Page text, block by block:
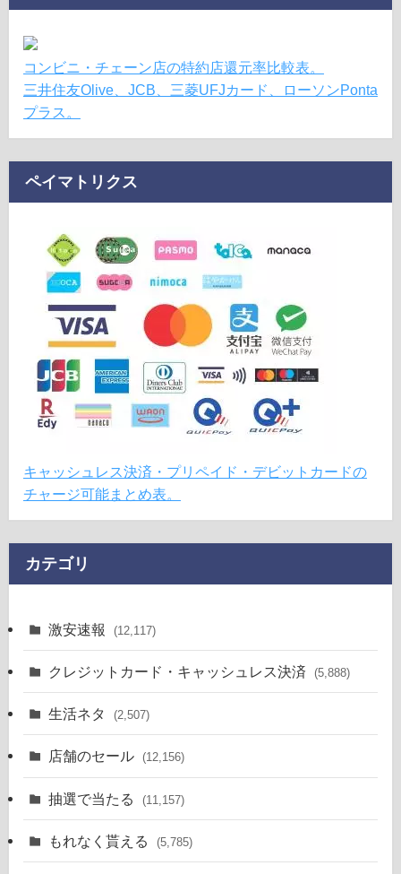
コンビニ・チェーン店の特約店還元率比較表。
三井住友Olive、JCB、三菱UFJカード、ローソンPonta
プラス。
ペイマトリクス
キャッシュレス決済・プリペイド・デビットカードの
チャージ可能まとめ表。
カテゴリ
激安速報 (12,117)
クレジットカード・キャッシュレス決済 (5,888)
生活ネタ (2,507)
店舗のセール (12,156)
抽選で当たる (11,157)
もれなく貰える (5,785)